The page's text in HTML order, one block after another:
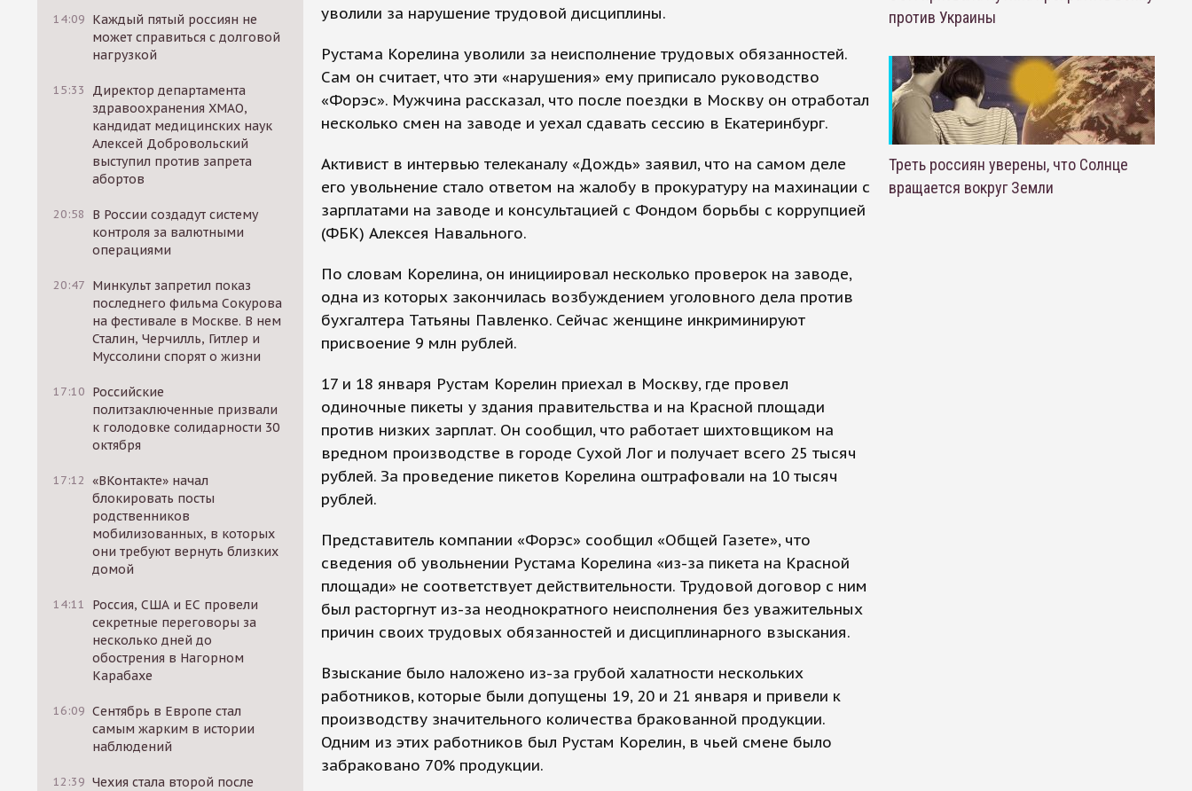
14:09 Каждый пятый россиян не
может справиться с долговой
нагрузкой
15:33
Директор департамента
здравоохранения ХМАО,
кандидат медицинских наук
Алексей Добровольский
выступил против запрета
абортов
20:58
В России создадут систему
контроля за валютными
операциями
20:47 Минкульт запретил показ
последнего фильма Сокурова
на фестивале в Москве. В нем
Сталин, Черчилль, Гитлер и
Муссолини спорят о жизни
17:10 Российские
политзаключенные призвали
к голодовке солидарности 30
октября
17:12 «ВКонтакте» начал
блокировать посты
родственников
мобилизованных, в которых
они требуют вернуть близких
домой
14:11
Россия, США и ЕС провели
секретные переговоры за
несколько дней до
обострения в Нагорном
Карабахе
16:09 Сентябрь в Европе стал
самым жарким в истории
наблюдений
12:39 Чехия стала второй после
уволили за нарушение трудовой дисциплины.
Рустама Корелина уволили за неисполнение трудовых обязанностей.
Сам он считает, что эти «нарушения» ему приписало руководство
«Форэс». Мужчина рассказал, что после поездки в Москву он отработал
несколько смен на заводе и уехал сдавать сессию в Екатеринбург.
Активист в интервью телеканалу «Дождь» заявил, что на самом деле
его увольнение стало ответом на жалобу в прокуратуру на махинации с
зарплатами на заводе и консультацией с Фондом борьбы с коррупцией
(ФБК) Алексея Навального.
По словам Корелина, он инициировал несколько проверок на заводе,
одна из которых закончилась возбуждением уголовного дела против
бухгалтера Татьяны Павленко. Сейчас женщине инкриминируют
присвоение 9 млн рублей.
17 и 18 января Рустам Корелин приехал в Москву, где провел
одиночные пикеты у здания правительства и на Красной площади
против низких зарплат. Он сообщил, что работает шихтовщиком на
вредном производстве в городе Сухой Лог и получает всего 25 тысяч
рублей. За проведение пикетов Корелина оштрафовали на 10 тысяч
рублей.
Представитель компании «Форэс» сообщил «Общей Газете», что
сведения об увольнении Рустама Корелина «из-за пикета на Красной
площади» не соответствует действительности. Трудовой договор с ним
был расторгнут из-за неоднократного неисполнения без уважительных
причин своих трудовых обязанностей и дисциплинарного взыскания.
Взыскание было наложено из-за грубой халатности нескольких
работников, которые были допущены 19, 20 и 21 января и привели к
производству значительного количества бракованной продукции.
Одним из этих работников был Рустам Корелин, в чьей смене было
забраковано 70% продукции.
против Украины
Треть россиян уверены, что Солнце
вращается вокруг Земли